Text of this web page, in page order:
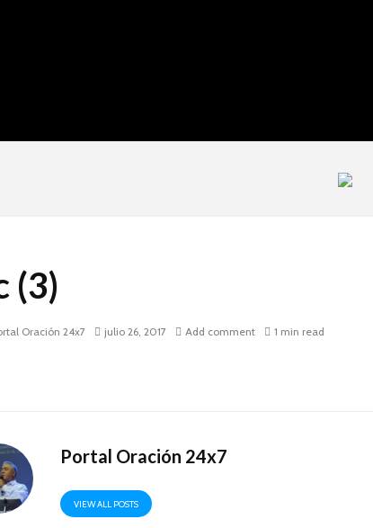
(3)
Oración 24x7 julio 26, 2017 Add comment 1 min read
Portal Oración 24x7
VIEW ALL POSTS